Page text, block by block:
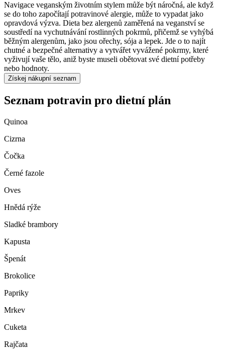
Navigace veganským životním stylem může být náročná, ale když
se do toho započítají potravinové alergie, může to vypadat jako
opravdová výzva. Dieta bez alergenů zaměřená na veganství se
soustředí na vychutnávání rostlinných pokrmů, přičemž se vyhýbá
běžným alergenům, jako jsou ořechy, sója a lepek. Jde o to najít
chutné a bezpečné alternativy a vytvářet vyvážené pokrmy, které
vyživují vaše tělo, aniž byste museli obětovat své dietní potřeby
nebo hodnoty.
Získej nákupní seznam
Seznam potravin pro dietní plán
Quinoa
Cizrna
Čočka
Černé fazole
Oves
Hnědá rýže
Sladké brambory
Kapusta
Špenát
Brokolice
Papriky
Mrkev
Cuketa
Rajčata